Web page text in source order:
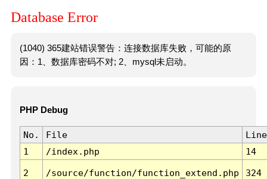
Database Error
(1040) 365建站错误警告：连接数据库失败，可能的原
因：1、数据库密码不对; 2、mysql未启动。
PHP Debug
No. File
Line
1
/index.php 14
2 /source/function/function_extend.php 324